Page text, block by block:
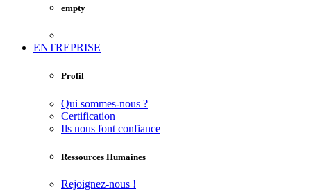
empty
ENTREPRISE
Profil
Qui sommes-nous ?
Certification
Ils nous font confiance
Ressources Humaines
Rejoignez-nous !